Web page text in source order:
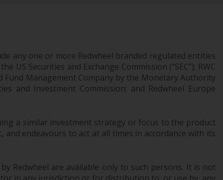
Verkaufsprospekt angeboten. Der
Verkaufsprospekt enthält vollständigere
Informationen über die Teilfonds,
einschließlich der Anlageziele, Gebühren und
jedoch nicht absichtlich an Personen in
Ländern verteilt, in denen eine solche
any one or more Redwheel branded regulated entities
Securities and Exchange Commission (“SEC”); RWC
Fund Management Company by the Monetary Authority
and Investment Commission; and Redwheel Europe
a similar investment strategy or focus to the product
and endeavours to act at all times in accordance with its
Redwheel are available only to such persons. It is not